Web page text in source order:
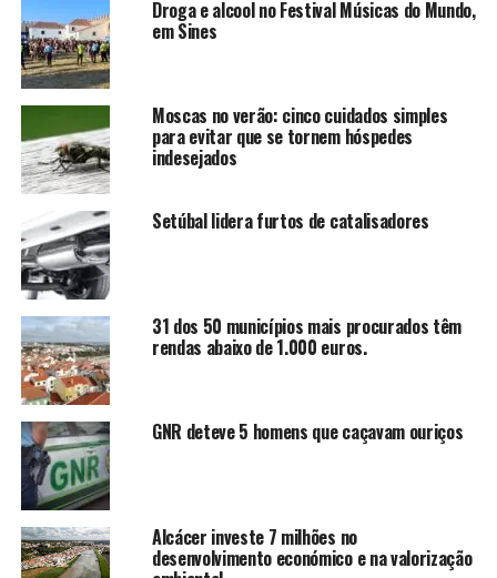
Droga e alcool no Festival Músicas do Mundo,
em Sines
Moscas no verão: cinco cuidados simples
para evitar que se tornem hóspedes
indesejados
Setúbal lidera furtos de catalisadores
31 dos 50 municípios mais procurados têm
rendas abaixo de 1.000 euros.
GNR deteve 5 homens que caçavam ouriços
Alcácer investe 7 milhões no
desenvolvimento económico e na valorização